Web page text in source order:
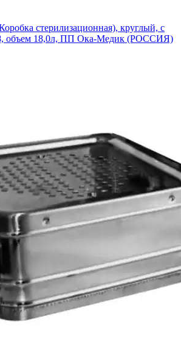
стерилизационная), круглый, с
объем 18,0л, ПП Ока-Медик (РОССИЯ)